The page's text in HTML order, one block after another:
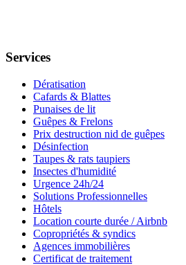
Services
Dératisation
Cafards & Blattes
Punaises de lit
Guêpes & Frelons
Prix destruction nid de guêpes
Désinfection
Taupes & rats taupiers
Insectes d'humidité
Urgence 24h/24
Solutions Professionnelles
Hôtels
Location courte durée / Airbnb
Copropriétés & syndics
Agences immobilières
Certificat de traitement